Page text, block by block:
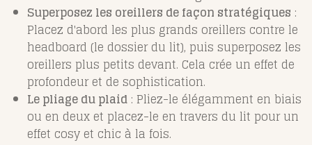
Superposez les oreillers de façon stratégiques :
Placez d'abord les plus grands oreillers contre le
headboard (le dossier du lit), puis superposez les
oreillers plus petits devant. Cela crée un effet de
profondeur et de sophistication.
Le pliage du plaid : Pliez-le élégamment en biais
ou en deux et placez-le en travers du lit pour un
effet cosy et chic à la fois.